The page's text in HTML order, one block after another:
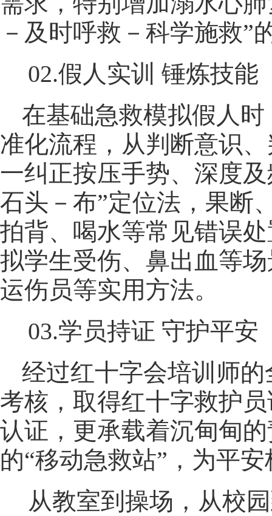
－及时呼救－科学施救”
02.假人实训 锤炼技能
在基础急救模拟假人
准化流程，从判断意识
一纠正按压手势、深度
石头－布”定位法，果断
拍背、喝水等常见错误
拟学生受伤、鼻出血等
运伤员等实用方法。
03.学员持证 守护平安
经过红十字会培训师
考核，取得红十字救护
认证，更承载着沉甸甸
的“移动急救站”，为平
从教室到操场，从校